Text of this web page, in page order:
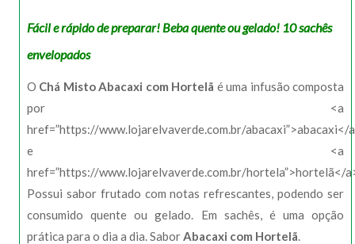
Fácil e rápido de preparar! Beba quente ou gelado! 10 sachês
envelopados
O Chá Misto Abacaxi com Hortelã é uma infusão composta
por <a
href=”https://www.lojarelvaverde.com.br/abacaxi”>abacaxi</
e <a
href=”https://www.lojarelvaverde.com.br/hortela”>hortelã</
Possui sabor frutado com notas refrescantes, podendo ser
consumido quente ou gelado. Em sachês, é uma opção
prática para o dia a dia. SaborAbacaxi com Hortelã.